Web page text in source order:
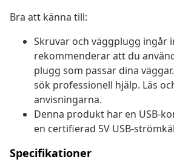
Bra att känna till:
Skruvar och väggplugg ingår
rekommenderar att du
plugg som passar dina
sök professionell hjälp. Läs
anvisningarna.
Denna produkt har en USB-
en certifierad 5V USB-
Specifikationer